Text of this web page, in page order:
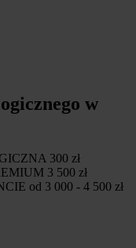
w
300 zł
3 500 zł
od 3 000 - 4 500 zł